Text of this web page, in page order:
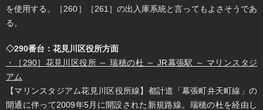
を使用する。［260］［261］の出入庫系統と言ってもよさそうであ
る。
◇290番台：花見川区役所方面
・［290］花見川区役所 ～ 瑞穂の杜 ～ JR幕張駅 ～ マリンスタジ
アム
【マリンスタジアム花見川区役所線】都計道「幕張町弁天町線」の
開通に伴って2009年5月に開設された新規路線。瑞穂の杜を経由し